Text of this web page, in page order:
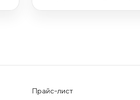
Прайс-лист